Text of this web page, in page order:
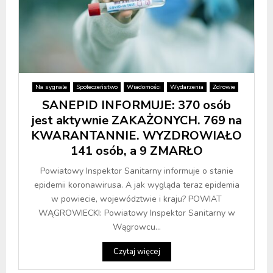
Na sygnale Społeczeństwo Wiadomości Wydarzenia Zdrowie
SANEPID INFORMUJE: 370 osób
jest aktywnie ZAKAŻONYCH. 769 na
KWARANTANNIE. WYZDROWIAŁO
141 osób, a 9 ZMARŁO
Powiatowy Inspektor Sanitarny informuje o stanie
epidemii koronawirusa. A jak wygląda teraz epidemia
w powiecie, województwie i kraju? POWIAT
WĄGROWIECKI: Powiatowy Inspektor Sanitarny w
Wągrowcu...
Czytaj więcej